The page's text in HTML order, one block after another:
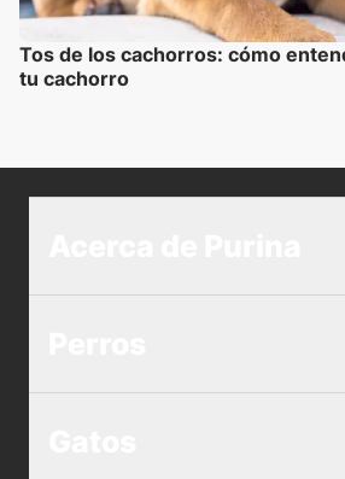
Tos de los cachorros: cómo
tu cachorro